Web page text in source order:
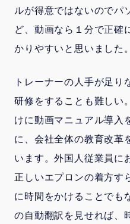
ルが得意ではないのでパ
ど、動画なら１分で正確
かりやすいと思いました。
トレーナーの人手が足り
研修をすることも難しい
けに動画マニュアル導入
に、会社全体の教育改革
います。外国人従業員に
正しいエプロンの着方す
に時間をかけることでも
の自動翻訳を見せれば、